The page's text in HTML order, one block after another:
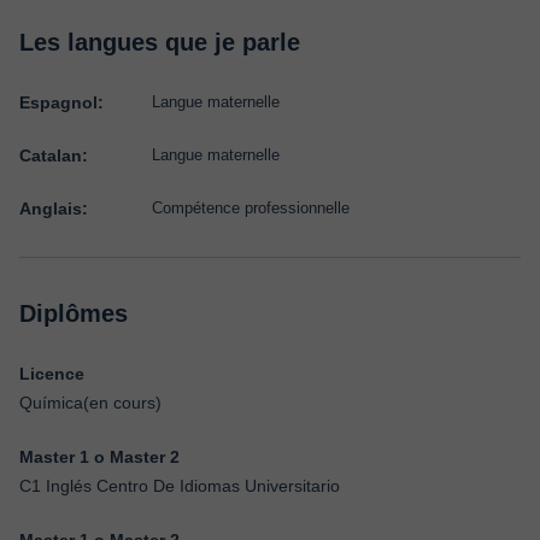
Les langues que je parle
Espagnol: Langue maternelle
Catalan: Langue maternelle
Anglais: Compétence professionnelle
Diplômes
Licence
Química(en cours)
Master 1 o Master 2
C1 Inglés Centro De Idiomas Universitario